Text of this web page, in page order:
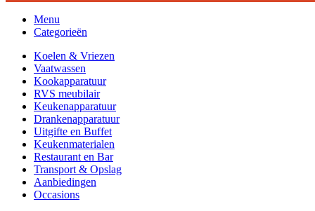
Menu
Categorieën
Koelen & Vriezen
Vaatwassen
Kookapparatuur
RVS meubilair
Keukenapparatuur
Drankenapparatuur
Uitgifte en Buffet
Keukenmaterialen
Restaurant en Bar
Transport & Opslag
Aanbiedingen
Occasions